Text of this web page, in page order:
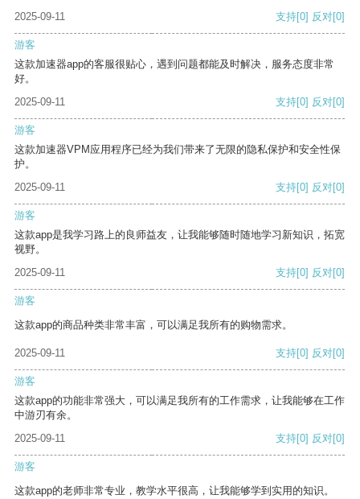
2025-09-11 支持[0] 反对[0]
游客
这款加速器app的客服很贴心，遇到问题都能及时解决，服务态度非常
好。
2025-09-11
支持[0] 反对[0]
游客
这款加速器VPM应用程序已经为我们带来了无限的隐私保护和安全性保
护。
2025-09-11
支持[0] 反对[0]
游客
这款app是我学习路上的良师益友，让我能够随时随地学习新知识，拓宽
视野。
2025-09-11
支持[0] 反对[0]
游客
这款app的商品种类非常丰富，可以满足我所有的购物需求。
2025-09-11 支持[0] 反对[0]
游客
这款app的功能非常强大，可以满足我所有的工作需求，让我能够在工作
中游刃有余。
2025-09-11
支持[0] 反对[0]
游客
这款app的老师非常专业，教学水平很高，让我能够学到实用的知识。